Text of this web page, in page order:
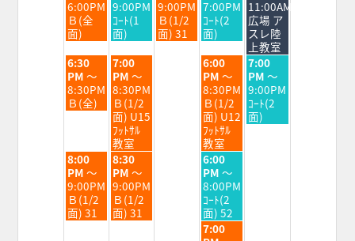
日,
8
月
18th
2026
6:00PM
Ｂ(全
面)
日,
8
月
19th
2026
9:00PM
ｺｰﾄ(1
面)
日,
8
月
20th
9:00PM
Ｂ(1/2
面) 31
日,
8
月
21st
2026
7:00PM
ｺｰﾄ(2
面)
日,
8
月
22nd
2026
11:00AM
広場 ア
スレ陸
上教室
火
曜
日,
8
月
6:30
PM ～
8:30PM
Ｂ(全)
水
曜
日,
8
月
19th
2026
7:00
PM ～
8:30PM
Ｂ(1/2
面) U15
ﾌｯﾄｻﾙ
教室
金
曜
日,
8
月
21st
2026
6:00
PM ～
8:30PM
Ｂ(1/2
面) U12
ﾌｯﾄｻﾙ
教室
土
曜
日,
8
月
22nd
7:00
PM ～
9:00PM
ｺｰﾄ(2
面)
火
曜
日,
8
月
18th
8:00
PM ～
9:00PM
Ｂ(1/2
面) 31
水
曜
日,
8
月
19th
8:30
PM ～
9:00PM
Ｂ(1/2
面) 31
金
曜
日,
8
月
21st
6:00
PM ～
8:00PM
ｺｰﾄ(2
面) 52
金
7:00